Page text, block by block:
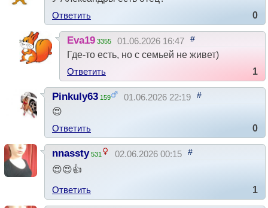
Ответить
0
Eva19 3355 01.06.2026 16:47 #
Где-то есть, но с семьей не живет)
Ответить
1
Pinkuly63 159 01.06.2026 22:19 #
😍
Ответить
0
nnassty 531 02.06.2026 00:15 #
😍😍👍
Ответить
1